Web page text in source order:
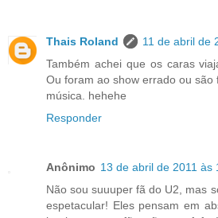
Thais Roland
11 de abril de
Também achei que os caras
Ou foram ao show errado ou são
música. hehehe
Responder
Anônimo 13 de abril de 2011 às
Não sou suuuper fã do U2, mas
espetacular! Eles pensam em